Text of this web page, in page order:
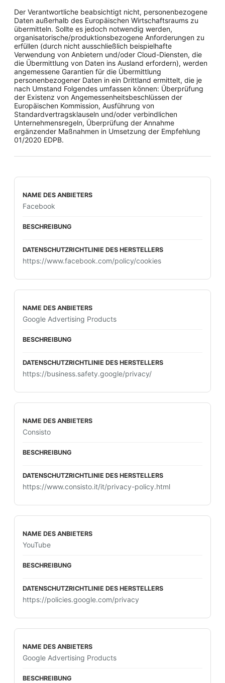
Der Verantwortliche beabsichtigt nicht, personenbezogene
Daten außerhalb des Europäischen Wirtschaftsraums zu
übermitteln. Sollte es jedoch notwendig werden,
organisatorische/produktionsbezogene Anforderungen zu
erfüllen (durch nicht ausschließlich beispielhafte
Verwendung von Anbietern und/oder Cloud-Diensten, die
die Übermittlung von Daten ins Ausland erfordern), werden
angemessene Garantien für die Übermittlung
personenbezogener Daten in ein Drittland ermittelt, die je
nach Umstand Folgendes umfassen können: Überprüfung
der Existenz von Angemessenheitsbeschlüssen der
Europäischen Kommission, Ausführung von
Standardvertragsklauseln und/oder verbindlichen
Unternehmensregeln, Überprüfung der Annahme
ergänzender Maßnahmen in Umsetzung der Empfehlung
01/2020 EDPB.
Facebook
https://www.facebook.com/policy/cookies
Google Advertising Products
https://business.safety.google/privacy/
Consisto
https://www.consisto.it/it/privacy-policy.html
YouTube
https://policies.google.com/privacy
Google Advertising Products